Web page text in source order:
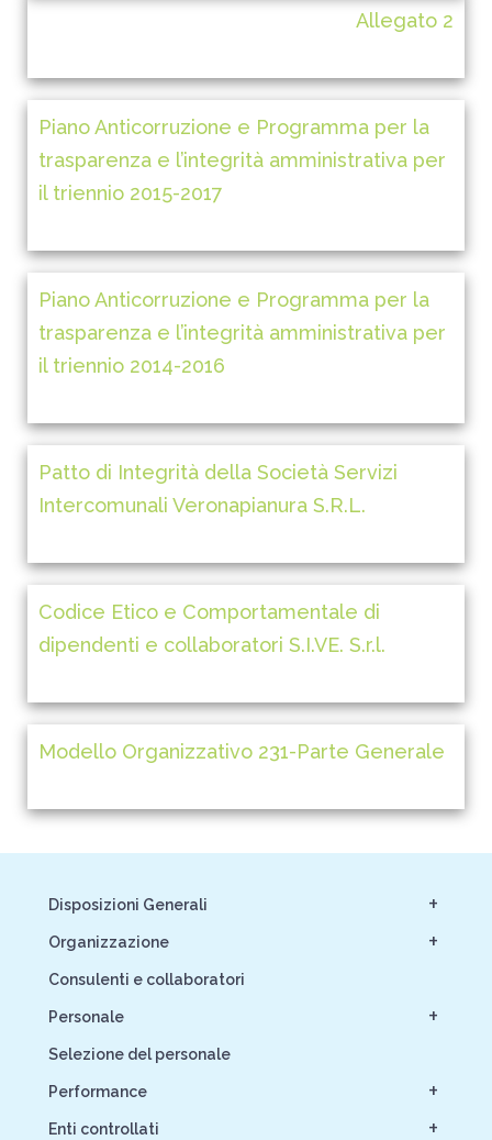
Allegato 2
Piano Anticorruzione e Programma per la
trasparenza e l’integrità amministrativa per
il triennio 2015-2017
Piano Anticorruzione e Programma per la
trasparenza e l’integrità amministrativa per
il triennio 2014-2016
Patto di Integrità della Società Servizi
Intercomunali Veronapianura S.R.L.
Codice Etico e Comportamentale di
dipendenti e collaboratori S.I.VE. S.r.l.
Modello Organizzativo 231-Parte Generale
+
Disposizioni Generali
+
Organizzazione
Consulenti e collaboratori
+
Personale
Selezione del personale
+
Performance
+
Enti controllati